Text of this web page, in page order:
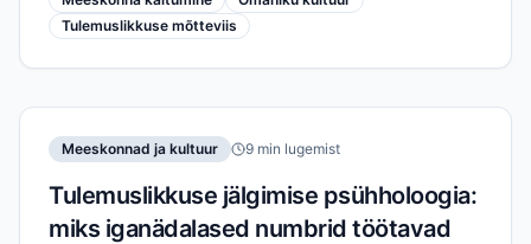
Tulemuslikkuse mõtteviis
Meeskonnad ja kultuur 9 min lugemist
Tulemuslikkuse jälgimise psühholoogia:
miks iganädalased numbrid töötavad